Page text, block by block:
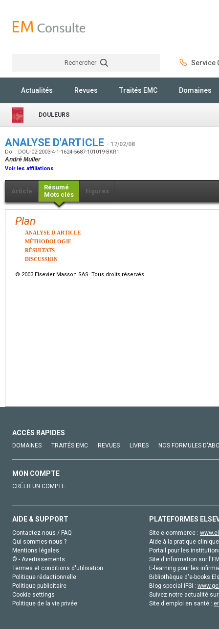
Rechercher Service
Actualités Revues Traités EMC Domaines
DOULEURS
ANALYSE D'ARTICLE - 17/02/08
Doi : DOU-02-2003-4-1-1624-5687-101019-BKR1
André Muller
Voir les affiliations
Article
Résumé
Mots clés
Figures
Plan
ANALYSE D'ARTICLE
MÉTHODOLOGIE
RÉSULTATS
DISCUSSION
© 2003 Elsevier Masson SAS. Tous droits réservés.
ACCÈS RAPIDES
DOMAINES TRAITÉS EMC REVUES LIVRES NOS FORMULES
MON COMPTE
CRÉER UN COMPTE
AIDE & SUPPORT
Contactez-nous / FAQ
Qui sommes-nous ?
Mentions légales
© - Avertissements
Termes et conditions d'utilisation
Politique rédactionnelle
Politique publicitaire
Cookie settings
Politique de la vie privée
PLATEFORMES
Site e-commerce :
Aide à la pratique
Portail pour les
Site d'information sur
E-learning pour les
Bibliothèque d'e-books
Blog special IFSI :
Suivez notre actualité
Site d'emploi en santé :